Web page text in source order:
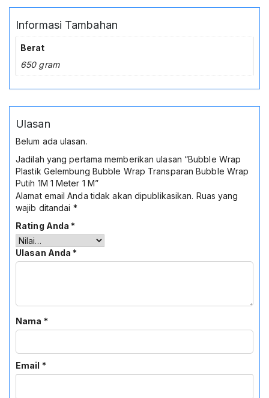
Informasi Tambahan
Berat
650 gram
Ulasan
Belum ada ulasan.
Jadilah yang pertama memberikan ulasan “Bubble Wrap
Plastik Gelembung Bubble Wrap Transparan Bubble Wrap
Putih 1M 1 Meter 1 M”
Alamat email Anda tidak akan dipublikasikan. Ruas yang
wajib ditandai *
Rating Anda*
Ulasan Anda*
Nama *
Email *